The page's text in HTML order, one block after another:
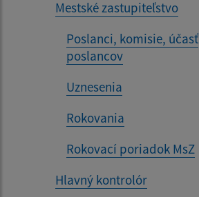
Mestské zastupiteľstvo
Poslanci, komisie, účasť
poslancov
Uznesenia
Rokovania
Rokovací poriadok MsZ
Hlavný kontrolór